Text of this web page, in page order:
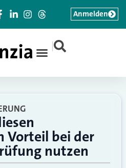
|
Anmelden
Vorteil bei der
nutzen